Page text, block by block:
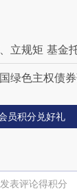
立规矩 基金
绿色主权债
员积分兑好礼
表评论得积分